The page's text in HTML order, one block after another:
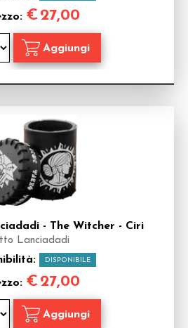
€ 27,00
- The Witcher - Ciri
Lanciadadi
DISPONIBILE
€ 27,00